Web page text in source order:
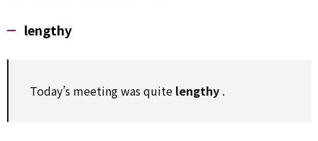
lengthy
Today’s meeting was quite lengthy .